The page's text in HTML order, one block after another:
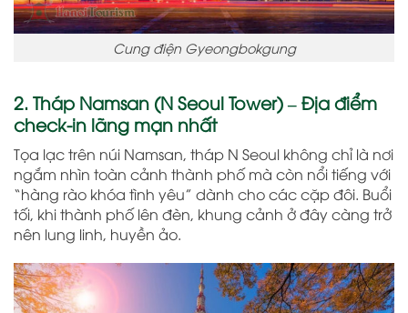
Cung điện Gyeongbokgung
2. Tháp Namsan (N Seoul Tower) – Địa điểm
check-in lãng mạn nhất
Tọa lạc trên núi Namsan, tháp N Seoul không chỉ là nơi
ngắm nhìn toàn cảnh thành phố mà còn nổi tiếng với
“hàng rào khóa tình yêu” dành cho các cặp đôi. Buổi
tối, khi thành phố lên đèn, khung cảnh ở đây càng trở
nên lung linh, huyền ảo.